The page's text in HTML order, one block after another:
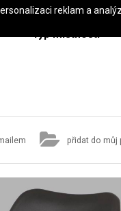
Typ místnosti
přidat do můj
reklam a